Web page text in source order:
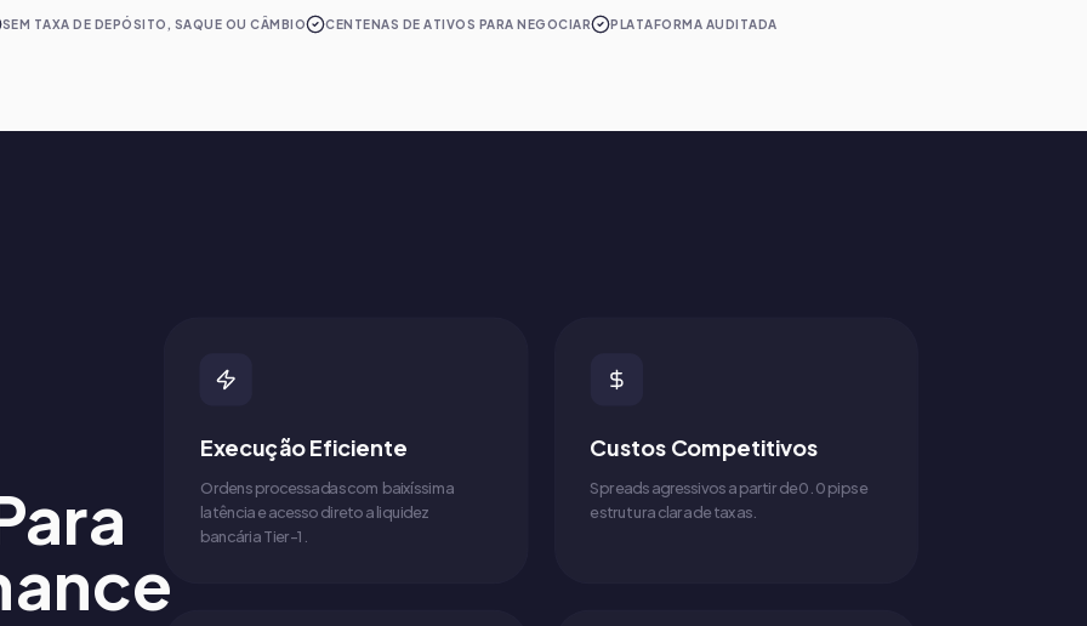
SEM TAXA DE DEPÓSITO, SAQUE OU CÂMBIO CENTENAS DE ATIVOS PARA NEGOCIAR PLATAFORMA AUDITADA
Execução Eficiente
Ordens processadas com baixíssima
latência e acesso direto a liquidez
bancária Tier-1.
Custos Competitivos
Spreads agressivos a partir de 0.0 pips e
estrutura clara de taxas.